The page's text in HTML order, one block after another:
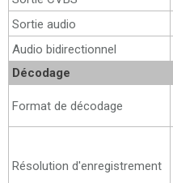
Sortie audio
Audio bidirectionnel
Décodage
Format de décodage
Résolution d'enregistrement